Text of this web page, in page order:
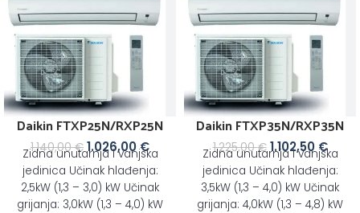
Daikin FTXP25N/RXP25N
1.140,00€ 1.026,00€
Zidna unutarnja i vanjska
jedinica Učinak hlađenja:
2,5kW (1,3 – 3,0) kW Učinak
grijanja: 3,0kW (1,3 – 4,0) kW
Daikin FTXP35N/RXP35N
1.225,00€ 1.102,50 €
Zidna unutarnja i vanjska
jedinica Učinak hlađenja:
3,5kW (1,3 – 4,0) kW Učinak
grijanja: 4,0kW (1,3 – 4,8) kW